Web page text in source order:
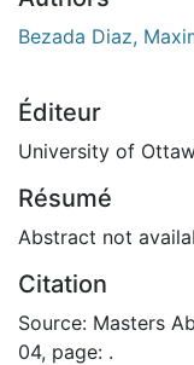
Bezada Diaz,
Éditeur
University of
Résumé
Abstract not
Citation
Source: Masters
04, page: .